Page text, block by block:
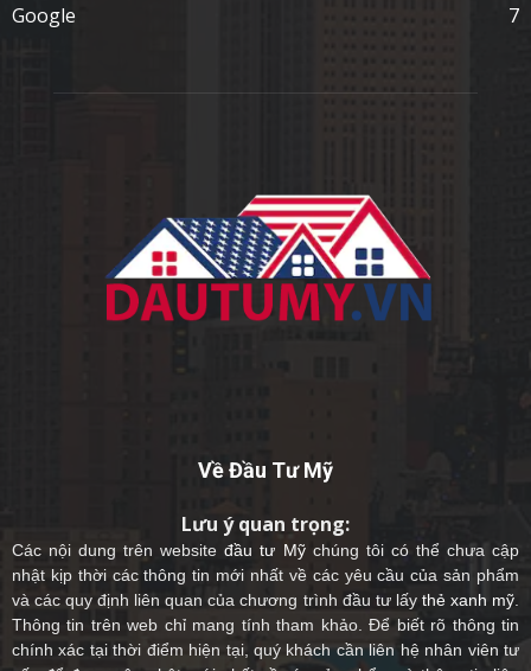
Google
7
Về Đầu Tư Mỹ
Lưu ý quan trọng:
Các nội dung trên websiteđầu tư Mỹchúng tôi có thể chưa cập
nhật kịp thời các thông tin mới nhất về các yêu cầu của sản phẩm
và các quy định liên quan của chương trình đầu tư lấy thẻ xanh mỹ
Thông tin trên web chỉ mang tính tham khảo. Để biết rõ thông tin
chính xác tại thời điểm hiện tại, quý khách cần liên hệ nhân viên tư